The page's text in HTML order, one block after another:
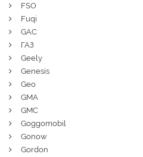
FSO
Fuqi
GAC
ГАЗ
Geely
Genesis
Geo
GMA
GMC
Goggomobil
Gonow
Gordon